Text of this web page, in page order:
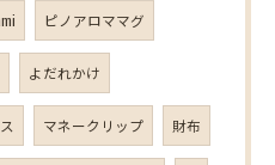
ピノアロママグ
よだれかけ
マネークリップ 財布